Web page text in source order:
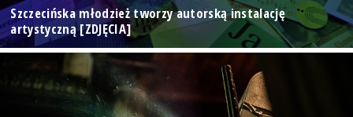
Szczecińska młodzież tworzy autorską instalację
artystyczną [ZDJĘCIA]